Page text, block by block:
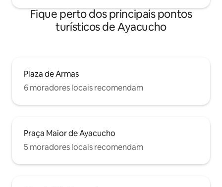
Fique perto dos principais pontos
turísticos de Ayacucho
Plaza de Armas
6 moradores locais recomendam
Praça Maior de Ayacucho
5 moradores locais recomendam